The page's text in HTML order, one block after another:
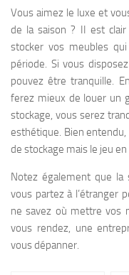
Vous aimez le luxe et
de la saison ? II est
stocker vos meubles
période. Si vous
pouvez être tranquille.
ferez mieux de louer un
stockage, vous serez
esthétique. Bien
de stockage mais le jeu en
Notez également que
vous partez à l’étranger
ne savez où mettre vos
vous rendez, une
vous dépanner.